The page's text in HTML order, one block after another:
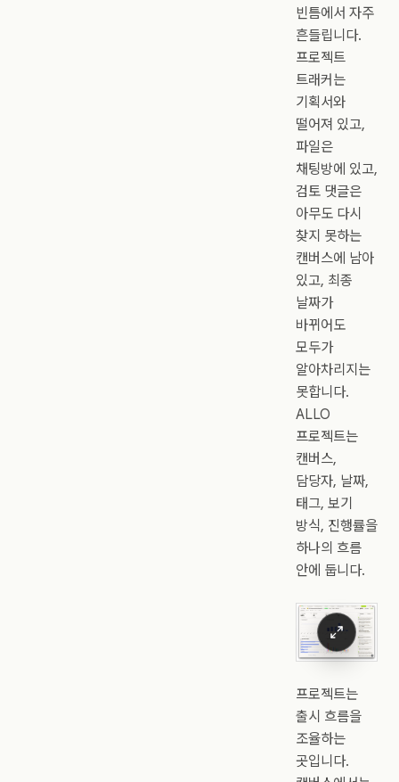
빈틈에서 자주
흔들립니다.
프로젝트
트래커는
기획서와
떨어져 있고,
파일은
채팅방에 있고,
검토 댓글은
아무도 다시
찾지 못하는
캔버스에 남아
있고, 최종
날짜가
바뀌어도
모두가
알아차리지는
못합니다.
ALLO
프로젝트는
캔버스,
담당자, 날짜,
태그, 보기
방식, 진행률을
하나의 흐름
안에 둡니다.
프로젝트는
출시 흐름을
조율하는
곳입니다.